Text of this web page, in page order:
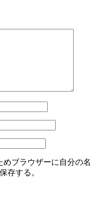
ブラウザーに自分の名
存する。